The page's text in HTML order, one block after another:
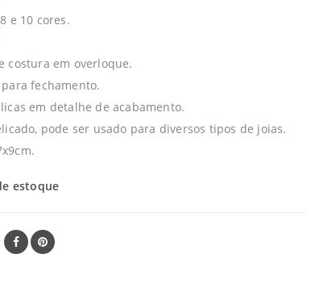
e 10 cores.
costura em overloque.
fechamento.
em detalhe de acabamento.
pode ser usado para diversos tipos de joias.
estoque